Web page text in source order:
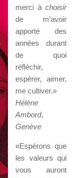
merci à choisir
de m’avoir
apporté des
années durant
de quoi
réfléchir,
espérer, aimer,
me cultiver.»
Hélène
Ambord,
Genève
«Espérons que
les valeurs qui
vous auront